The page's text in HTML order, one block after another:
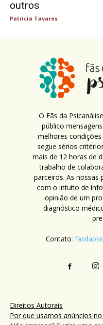
outros
Patricia Tavares
O Fãs da
público
melhores
segue sérios
mais de 12 horas de
trabalho de
parceiros. As nossas
com o intuito de
opinião de um
diagnóstico
Contato:
Direitos Autorais
Por que usamos anúncios